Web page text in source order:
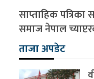
साप्ताहिक पत्रिका
समाज नेपाल
ताजा अपडेट